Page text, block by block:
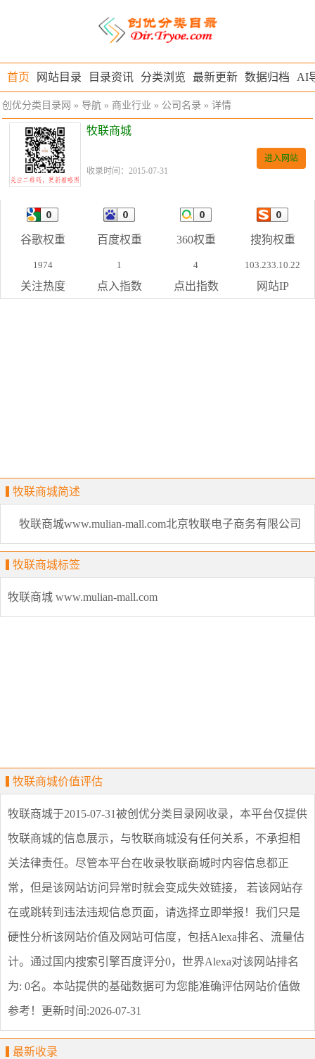
首页 网站目录 目录资讯 分类浏览 最新更新 数据归档 AI
创优分类目录网 » 导航 » 商业行业 » 公司名录 » 详情
牧联商城
收录时间：2015-07-31
进入网站
谷歌权重 百度权重 360权重 搜狗权重
1974
关注热度
1
点入指数
4
点出指数
103.233.10.22
网站IP
牧联商城简述
牧联商城www.mulian-mall.com北京牧联电子商务有限公司
牧联商城标签
牧联商城 www.mulian-mall.com
牧联商城价值评估
牧联商城于2015-07-31被创优分类目录网收录，本平台仅提供
牧联商城的信息展示，与牧联商城没有任何关系，不承担相
关法律责任。尽管本平台在收录牧联商城时内容信息都正
常，但是该网站访问异常时就会变成失效链接， 若该网站存
在或跳转到违法违规信息页面，请选择立即举报 ！我们只是
硬性分析该网站价值及网站可信度，包括Alexa排名、流量估
计。通过国内搜索引擎百度评分0，世界Alexa对该网站排名
为: 0名。本站提供的基础数据可为您能准确评估网站价值做
参考！ 更新时间:2026-07-31
最新收录